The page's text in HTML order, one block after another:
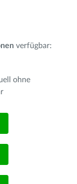
verfügbar:
ohne